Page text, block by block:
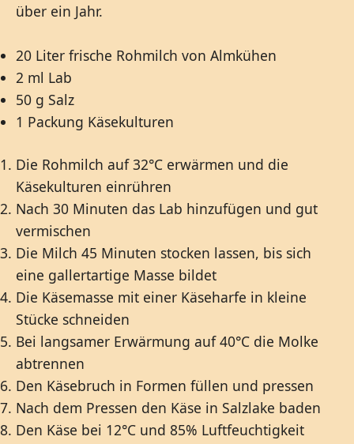
über ein Jahr.
20 Liter frische Rohmilch von Almkühen
2 ml Lab
50 g Salz
1 Packung Käsekulturen
Die Rohmilch auf 32°C erwärmen und die
Käsekulturen einrühren
Nach 30 Minuten das Lab hinzufügen und gut
vermischen
Die Milch 45 Minuten stocken lassen, bis sich
eine gallertartige Masse bildet
Die Käsemasse mit einer Käseharfe in kleine
Stücke schneiden
Bei langsamer Erwärmung auf 40°C die Molke
abtrennen
Den Käsebruch in Formen füllen und pressen
Nach dem Pressen den Käse in Salzlake baden
Den Käse bei 12°C und 85% Luftfeuchtigkeit